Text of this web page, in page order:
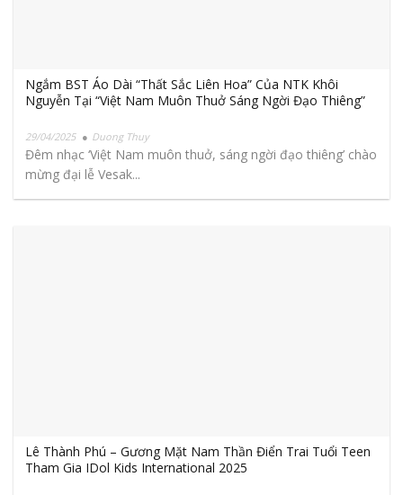
Ngắm BST Áo Dài “Thất Sắc Liên Hoa” Của NTK Khôi
Nguyễn Tại “Việt Nam Muôn Thuở Sáng Ngời Đạo Thiêng”
29/04/2025 Duong Thuy
Đêm nhạc ‘Việt Nam muôn thuở, sáng ngời đạo thiêng’ chào
mừng đại lễ Vesak...
Lê Thành Phú – Gương Mặt Nam Thần Điển Trai Tuổi Teen
Tham Gia IDol Kids International 2025